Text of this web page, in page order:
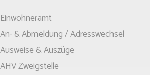
Einwohneramt
An- & Abmeldung / Adresswechsel
Ausweise & Auszüge
AHV Zweigstelle